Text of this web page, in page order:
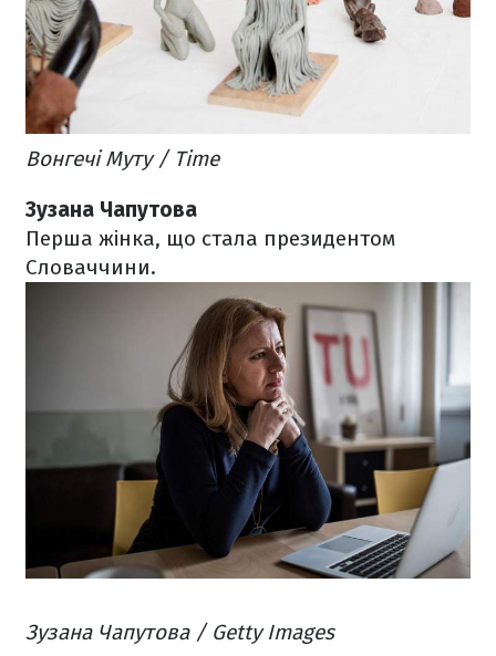
Вонгечі Муту / Time
Зузана Чапутова
Перша жінка, що стала президентом
Словаччини.
Зузана Чапутова / Getty Images